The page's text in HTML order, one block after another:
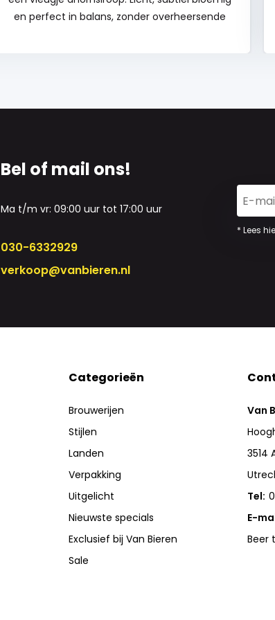
en perfect in balans, zonder overheersende
Bel of mail ons!
Ma t/m vr: 09:00 uur tot 17:00 uur
030-6332929
verkoop@vanbieren.nl
* Lees
Categorieën
Brouwerijen
Stijlen
Landen
Verpakking
Uitgelicht
Nieuwste specials
Exclusief bij Van Bieren
Sale
Van
3514
Tel:
E-
Beer